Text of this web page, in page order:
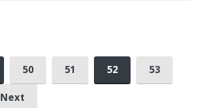
50 51 52 53
Next